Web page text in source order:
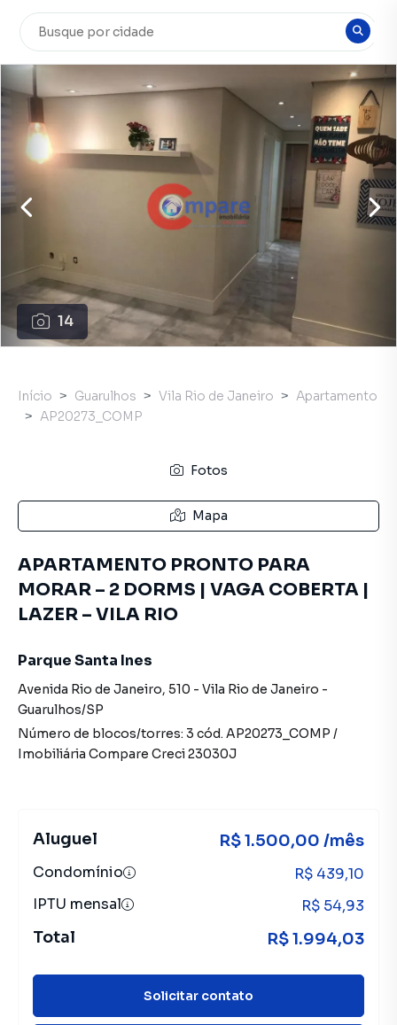
14
Início Guarulhos Vila Rio de Janeiro
Apartamento
AP20273_COMP
Fotos
Mapa
APARTAMENTO PRONTO PARA
MORAR – 2 DORMS | VAGA COBERTA |
LAZER – VILA RIO
Parque Santa Ines
Avenida Rio de Janeiro, 510 - Vila Rio de Janeiro -
Guarulhos/SP
Número de blocos/torres: 3 cód. AP20273_COMP /
Imobiliária Compare Creci23030J
Aluguel R$ 1.500,00 /mês
Condomínio
R$ 439,10
IPTU mensal
R$ 54,93
Total R$ 1.994,03
Solicitar contato